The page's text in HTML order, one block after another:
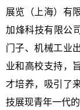
展览（上海）有
加烽科技有限公
门子、机械工业
业和高校支持，
才培养，吸引了
技展现青年一代